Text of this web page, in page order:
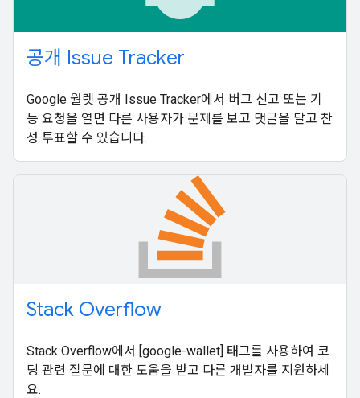
공개 Issue Tracker
Google 월렛 공개 Issue Tracker에서 버그 신고 또는 기
능 요청을 열면 다른 사용자가 문제를 보고 댓글을 달고 찬
성 투표할 수 있습니다.
Stack Overflow
Stack Overflow에서 [google-wallet] 태그를 사용하여 코
딩 관련 질문에 대한 도움을 받고 다른 개발자를 지원하세
요.